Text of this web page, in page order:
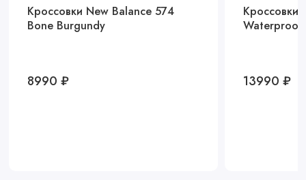
Кроссовки New Balance 574
Bone Burgundy
8990 ₽
Кроссовки
Waterproof
13990 ₽